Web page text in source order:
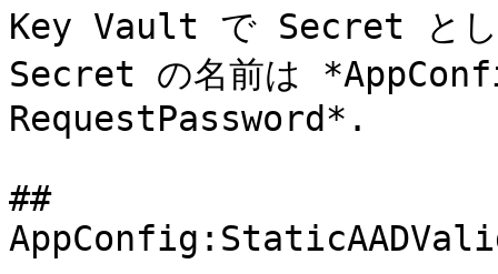
Key Vault で Secret とし
Secret の名前は
RequestPassword*.
##